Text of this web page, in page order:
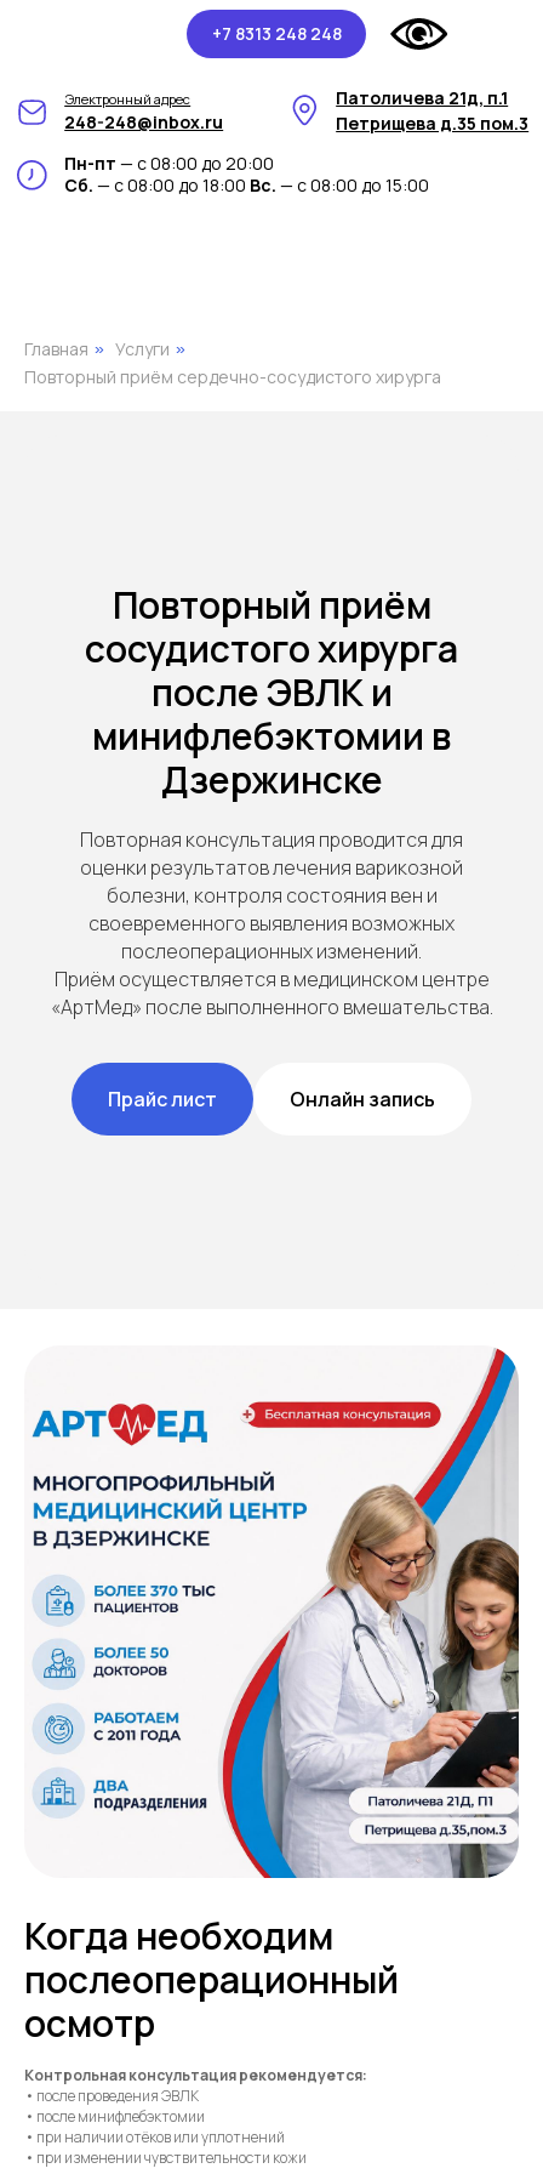
+7 8313 248 248
Пн-пт — с 08:00 до 20:00
Сб.— с 08:00 до 18:00Вс.— с 08:00 до 15:00
Главная » Услуги »
Повторный приём сердечно-сосудистого хирурга
Повторный приём
сосудистого хирурга
после ЭВЛК и
минифлебэктомии в
Дзержинске
Повторная консультация проводится для
оценки результатов лечения варикозной
болезни, контроля состояния вен и
своевременного выявления возможных
послеоперационных изменений.
Приём осуществляется в медицинском центре
«АртМед» после выполненного вмешательства.
Прайс лист Онлайн запись
Когда необходим
послеоперационный
осмотр
Контрольная консультация рекомендуется:
• после проведения ЭВЛК
• после минифлебэктомии
• при наличии отёков или уплотнений
• при изменении чувствительности кожи